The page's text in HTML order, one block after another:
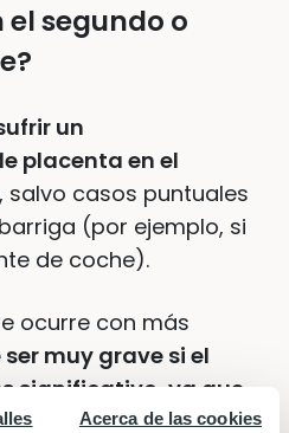
Acerca de las cookies
el segundo o
un
placenta en el
, salvo casos puntuales
(por ejemplo, si
de coche).
ocurre con más
muy grave si el
significativo, ya que
oxígenoy